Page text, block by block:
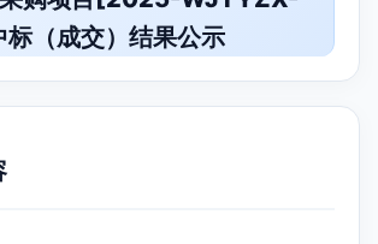
（成交）结果公示